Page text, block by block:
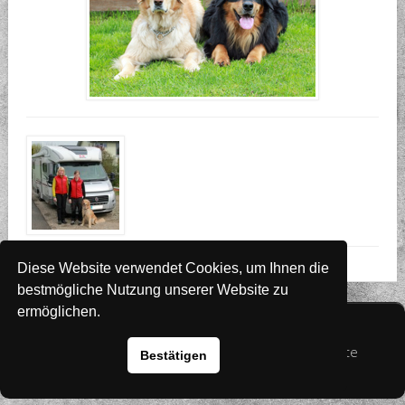
Website
© 2026 Australian Shepherd - Hovawart - Zuchtstätte
von Altwartenburg
Diese Website verwendet Cookies, um Ihnen die
bestmögliche Nutzung unserer Website zu
ermöglichen.
Bestätigen